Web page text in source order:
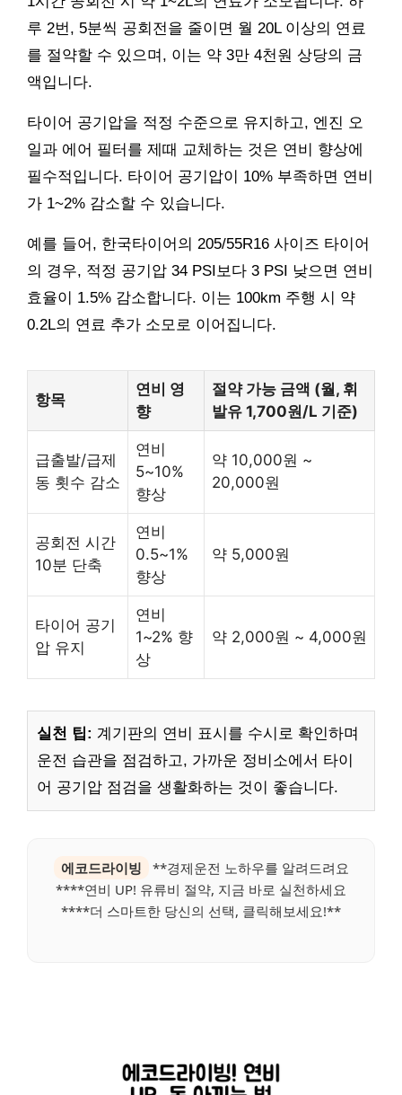
루 2번, 5분씩 공회전을 줄이면 월 20L 이상의 연료
를 절약할 수 있으며, 이는 약 3만 4천원 상당의 금
액입니다.
타이어 공기압을 적정 수준으로 유지하고, 엔진 오
일과 에어 필터를 제때 교체하는 것은 연비 향상에
필수적입니다. 타이어 공기압이 10% 부족하면 연비
가 1~2% 감소할 수 있습니다.
예를 들어, 한국타이어의 205/55R16 사이즈 타이어
의 경우, 적정 공기압 34 PSI보다 3 PSI 낮으면 연비
효율이 1.5% 감소합니다. 이는 100km 주행 시 약
0.2L의 연료 추가 소모로 이어집니다.
항목
연비 영
향
절약 가능 금액 (월, 휘
발유 1,700원/L 기준)
급출발/급제
동 횟수 감소
연비
5~10%
향상
약 10,000원 ~
20,000원
공회전 시간
10분 단축
연비
0.5~1%
향상
약 5,000원
타이어 공기
압 유지
연비
1~2% 향
상
약 2,000원 ~ 4,000원
실천 팁: 계기판의 연비 표시를 수시로 확인하며
운전 습관을 점검하고, 가까운 정비소에서 타이
어 공기압 점검을 생활화하는 것이 좋습니다.
에코드라이빙
**경제운전 노하우를 알려드려요
****연비 UP! 유류비 절약, 지금 바로 실천하세요
****더 스마트한 당신의 선택, 클릭해보세요!**